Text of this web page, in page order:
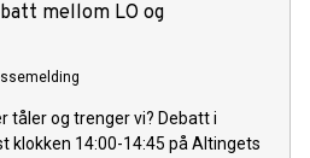
mellom LO og
tåler og trenger vi? Debatt i
klokken 14:00-14:45 på Altingets